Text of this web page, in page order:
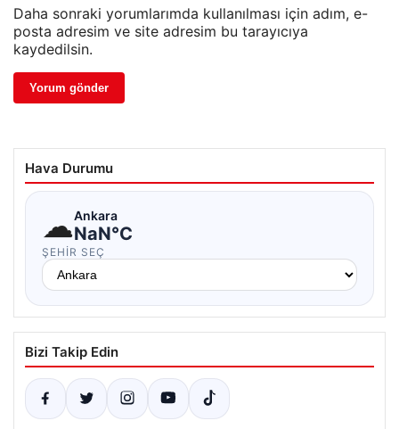
Daha sonraki yorumlarımda kullanılması için adım, e-
posta adresim ve site adresim bu tarayıcıya
kaydedilsin.
Hava Durumu
☁Ankara
NaN°C
ŞEHIR SEÇ
Bizi Takip Edin